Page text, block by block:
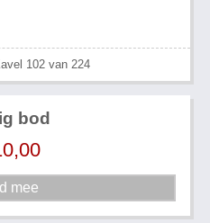
102 van 224
bod